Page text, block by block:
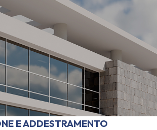
E ADDESTRAMENTO